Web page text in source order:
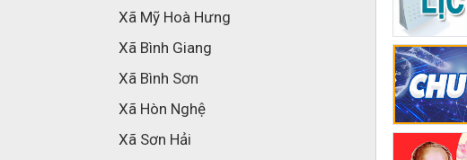
Xã Mỹ Hoà Hưng
Xã Bình Giang
Xã Bình Sơn
Xã Hòn Nghệ
Xã Sơn Hải